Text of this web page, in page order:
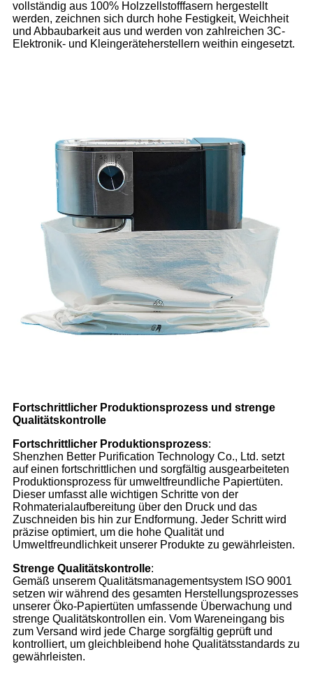
vollständig aus 100% Holzzellstofffasern hergestellt
werden, zeichnen sich durch hohe Festigkeit, Weichheit
und Abbaubarkeit aus und werden von zahlreichen 3C-
Elektronik- und Kleingeräteherstellern weithin eingesetzt.
Fortschrittlicher Produktionsprozess und strenge
Qualitätskontrolle
Fortschrittlicher Produktionsprozess:
Shenzhen Better Purification Technology Co., Ltd. setzt
auf einen fortschrittlichen und sorgfältig ausgearbeiteten
Produktionsprozess für umweltfreundliche Papiertüten.
Dieser umfasst alle wichtigen Schritte von der
Rohmaterialaufbereitung über den Druck und das
Zuschneiden bis hin zur Endformung. Jeder Schritt wird
präzise optimiert, um die hohe Qualität und
Umweltfreundlichkeit unserer Produkte zu gewährleisten.
Strenge Qualitätskontrolle:
Gemäß unserem Qualitätsmanagementsystem ISO 9001
setzen wir während des gesamten Herstellungsprozesses
unserer Öko-Papiertüten umfassende Überwachung und
strenge Qualitätskontrollen ein. Vom Wareneingang bis
zum Versand wird jede Charge sorgfältig geprüft und
kontrolliert, um gleichbleibend hohe Qualitätsstandards zu
gewährleisten.